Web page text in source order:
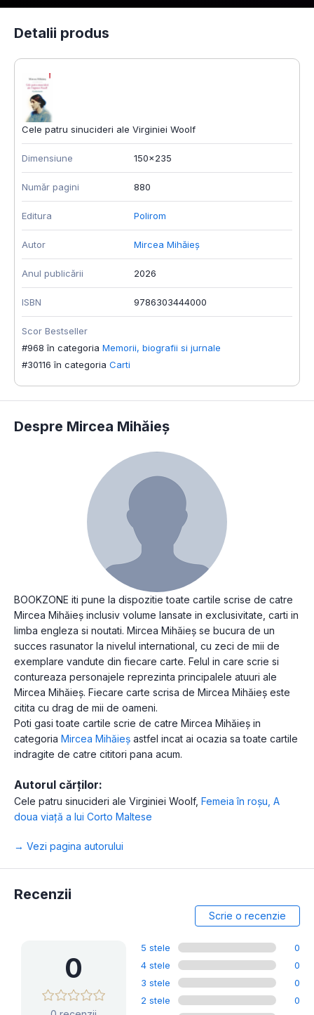
Detalii produs
Cele patru sinucideri ale Virginiei Woolf
Dimensiune 150x235
Număr pagini 880
Editura Polirom
Autor Mircea Mihăieș
Anul publicării 2026
ISBN 9786303444000
Scor Bestseller
#968 în categoria Memorii, biografii si jurnale
#30116 în categoria Carti
Despre Mircea Mihăieș
BOOKZONE iti pune la dispozitie toate cartile scrise de catre
Mircea Mihăieș inclusiv volume lansate in exclusivitate, carti in
limba engleza si noutati. Mircea Mihăieș se bucura de un
succes rasunator la nivelul international, cu zeci de mii de
exemplare vandute din fiecare carte. Felul in care scrie si
contureaza personajele reprezinta principalele atuuri ale
Mircea Mihăieș. Fiecare carte scrisa de Mircea Mihăieș este
citita cu drag de mii de oameni.
Poti gasi toate cartile scrie de catre Mircea Mihăieș in
categoria Mircea Mihăieș astfel incat ai ocazia sa toate cartile
indragite de catre cititori pana acum.
Autorul cărților:
Cele patru sinucideri ale Virginiei Woolf, Femeia în roșu A
doua viaţă a lui Corto Maltese
→ Vezi pagina autorului
Recenzii
Scrie o recenzie
0
5 stele
0
4 stele
0
3 stele
0
2 stele
0